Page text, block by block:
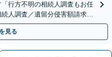
行方不明の相続人調査もお任
人調査／遺留分侵害額請求／
い対応】
見る